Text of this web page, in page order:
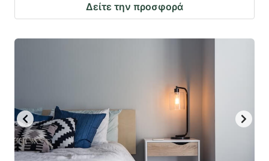
Δείτε την προσφορά